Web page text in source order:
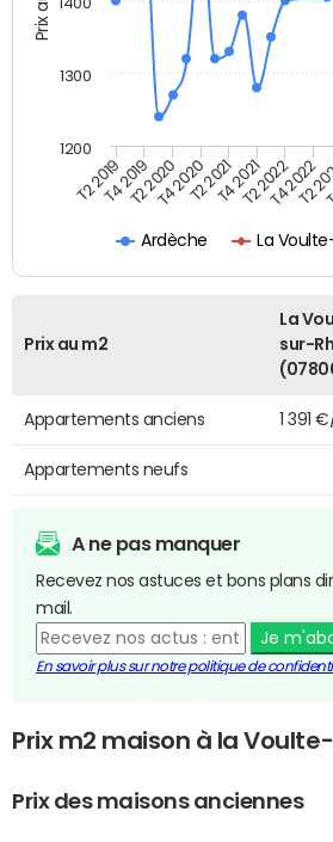
Ardèche La
T2 2019T4 2019T2 2020T4 2020T2 2021T4 2021T2 2022T4 2022
T2
1200
1300
Prix au m2
La
sur-
Appartements anciens 1 391
Appartements neufs
A ne pas manquer
Recevez nos astuces et bons plans
mail.
Je
En savoir plus sur notre politique de
Prix m2 maison à la
Prix des maisons anciennes